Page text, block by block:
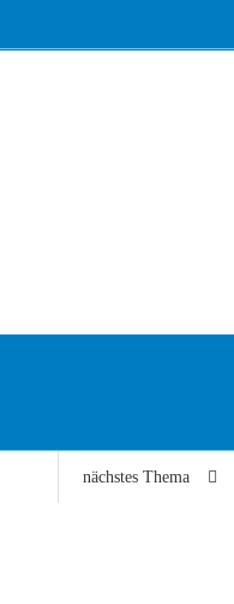
nächstes Thema